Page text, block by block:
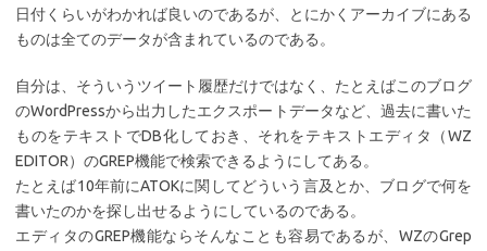
日付くらいがわかれば良いのであるが、とにかくアーカイブにある
ものは全てのデータが含まれているのである。
自分は、そういうツイート履歴だけではなく、たとえばこのブログ
のWordPressから出力したエクスポートデータなど、過去に書いた
ものをテキストでDB化しておき、それをテキストエディタ（WZ
EDITOR）のGREP機能で検索できるようにしてある。
たとえば10年前にATOKに関してどういう言及とか、ブログで何を
書いたのかを探し出せるようにしているのである。
エディタのGREP機能ならそんなことも容易であるが、WZのGrep